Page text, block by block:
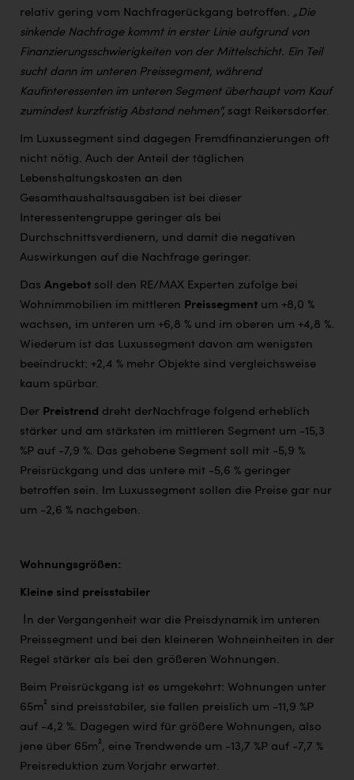
relativ gering vom Nachfragerückgang betroffen. „Die
sinkende Nachfrage kommt in erster Linie aufgrund von
Finanzierungsschwierigkeiten von der Mittelschicht. Ein Teil
sucht dann im unteren Preissegment, während
Kaufinteressenten im unteren Segment überhaupt vom Kauf
zumindest kurzfristig Abstand nehmen“, sagt Reikersdorfer.
Im Luxussegment sind dagegen Fremdfinanzierungen oft
nicht nötig. Auch der Anteil der täglichen
Lebenshaltungskosten an den
Gesamthaushaltsausgaben ist bei dieser
Interessentengruppe geringer als bei
Durchschnittsverdienern, und damit die negativen
Auswirkungen auf die Nachfrage geringer.
Das Angebot soll den RE/MAX Experten zufolge bei
Wohnimmobilien im mittleren Preissegment um +8,0 %
wachsen, im unteren um +6,8 % und im oberen um +4,8 %.
Wiederum ist das Luxussegment davon am wenigsten
beeindruckt: +2,4 % mehr Objekte sind vergleichsweise
kaum spürbar.
Der Preistrend dreht der Nachfrage folgend erheblich
stärker und am stärksten im mittleren Segment um -15,3
%P auf -7,9 %. Das gehobene Segment soll mit -5,9 %
Preisrückgang und das untere mit -5,6 % geringer
betroffen sein. Im Luxussegment sollen die Preise gar nur
um -2,6 % nachgeben.
Wohnungsgrößen:
Kleine sind preisstabiler
n der Vergangenheit war die Preisdynamik im unteren
Preissegment und bei den kleineren Wohneinheiten in der
Regel stärker als bei den größeren Wohnungen.
Beim Preisrückgang ist es umgekehrt: Wohnungen unter
65m² sind preisstabiler, sie fallen preislich um -11,9 %P
auf -4,2 %. Dagegen wird für größere Wohnungen, also
jene über 65m², eine Trendwende um -13,7 %P auf -7,7 %
Preisreduktion zum Vorjahr erwartet.